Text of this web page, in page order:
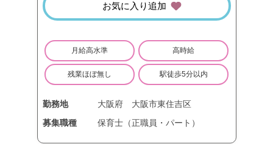
お気に入り追加
月給高水準 高時給
残業ほぼ無し 駅徒歩5分以内
勤務地 大阪府
大阪市東住吉区
募集職種
保育士（正職員・パート）